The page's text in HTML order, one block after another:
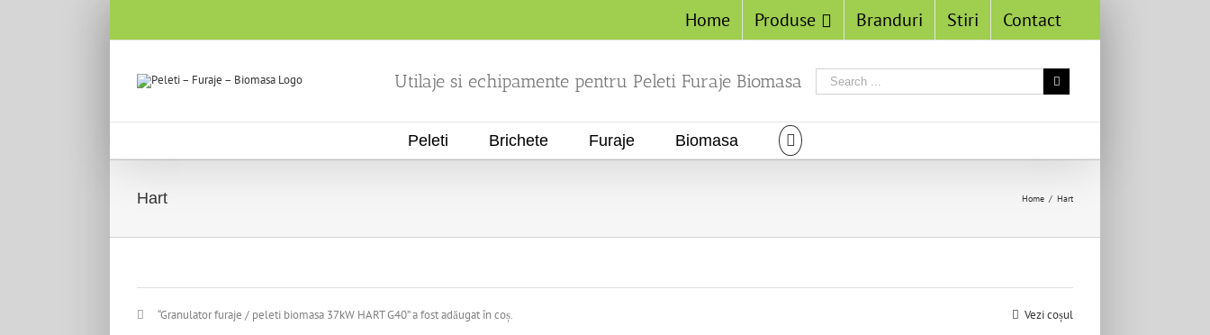
Home Produse Branduri Stiri Contact
Utilaje si echipamente pentru Peleti Furaje Biomasa
Peleti Brichete Furaje Biomasa
Hart Home / Hart
Vezi coșul
“Granulator furaje / peleti biomasa 37kW HART G40” a fost adăugat în coș.